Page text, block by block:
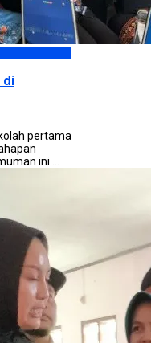
di
pertama
ini ...